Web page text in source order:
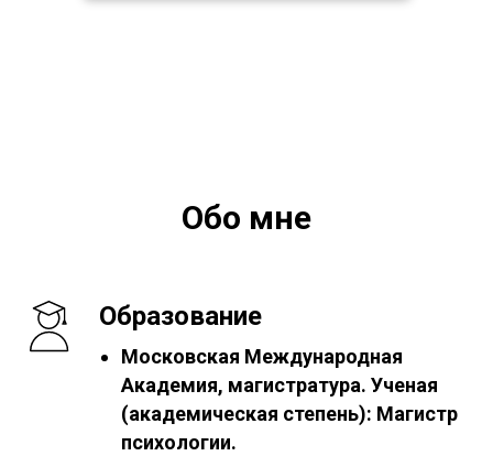
Обо мне
Образование
Московская Международная
Академия, магистратура. Ученая
(академическая степень): Магистр
психологии.